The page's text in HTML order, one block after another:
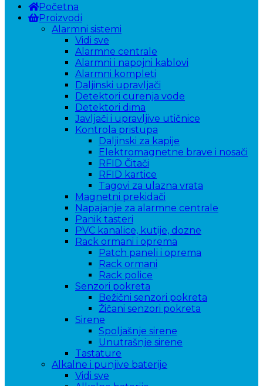
Početna
Proizvodi
Alarmni sistemi
Vidi sve
Alarmne centrale
Alarmni i napojni kablovi
Alarmni kompleti
Daljinski upravljači
Detektori curenja vode
Detektori dima
Javljači i upravljive utičnice
Kontrola pristupa
Daljinski za kapije
Elektromagnetne brave i nosači
RFID Čitači
RFID kartice
Tagovi za ulazna vrata
Magnetni prekidači
Napajanje za alarmne centrale
Panik tasteri
PVC kanalice, kutije, dozne
Rack ormani i oprema
Patch paneli i oprema
Rack ormani
Rack police
Senzori pokreta
Bežični senzori pokreta
Žičani senzori pokreta
Sirene
Spoljašnje sirene
Unutrašnje sirene
Tastature
Alkalne i punjive baterije
Vidi sve